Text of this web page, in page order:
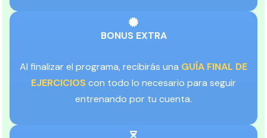
BONUS EXTRA
Al finalizar el programa, recibirás una GUÍA FINAL DE
EJERCICIOS con todo lo necesario para seguir
entrenando por tu cuenta.